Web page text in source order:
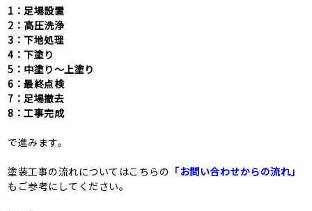
1：足場設置
2：高圧洗浄
3：下地処理
4：下塗り
5：中塗り〜上塗り
6：最終点検
7：足場撤去
8：工事完成
で進みます。
塗装工事の流れについてはこちらの 「お問い合わせからの流れ」
もご参考にしてください。